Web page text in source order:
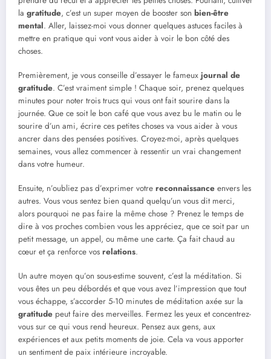
la gratitude, c’est un super moyen de booster son bien-être
mental. Aller, laissez-moi vous donner quelques astuces faciles à
mettre en pratique qui vont vous aider à voir le bon côté des
choses.
Premièrement, je vous conseille d’essayer le fameux journal de
gratitude. C’est vraiment simple ! Chaque soir, prenez quelques
minutes pour noter trois trucs qui vous ont fait sourire dans la
journée. Que ce soit le bon café que vous avez bu le matin ou le
sourire d’un ami, écrire ces petites choses va vous aider à vous
ancrer dans des pensées positives. Croyez-moi, après quelques
semaines, vous allez commencer à ressentir un vrai changement
dans votre humeur.
Ensuite, n’oubliez pas d’exprimer votre reconnaissance envers les
autres. Vous vous sentez bien quand quelqu’un vous dit merci,
alors pourquoi ne pas faire la même chose ? Prenez le temps de
dire à vos proches combien vous les appréciez, que ce soit par un
petit message, un appel, ou même une carte. Ça fait chaud au
cœur et ça renforce vos relations.
Un autre moyen qu’on sous-estime souvent, c’est la méditation. Si
vous êtes un peu débordés et que vous avez l’impression que tout
vous échappe, s’accorder 5-10 minutes de méditation axée sur la
gratitude peut faire des merveilles. Fermez les yeux et concentrez-
vous sur ce qui vous rend heureux. Pensez aux gens, aux
expériences et aux petits moments de joie. Cela va vous apporter
un sentiment de paix intérieure incroyable.